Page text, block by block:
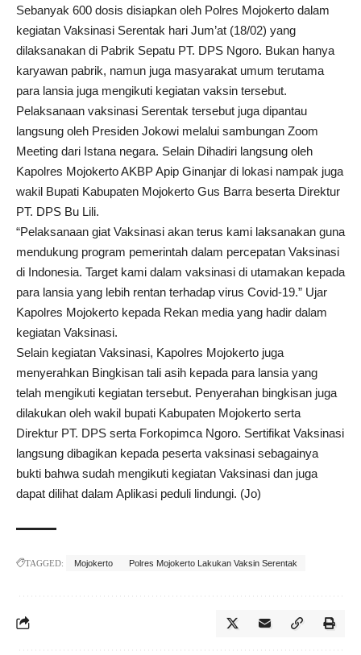
Sebanyak 600 dosis disiapkan oleh Polres Mojokerto dalam
kegiatan Vaksinasi Serentak hari Jum’at (18/02) yang
dilaksanakan di Pabrik Sepatu PT. DPS Ngoro. Bukan hanya
karyawan pabrik, namun juga masyarakat umum terutama
para lansia juga mengikuti kegiatan vaksin tersebut.
Pelaksanaan vaksinasi Serentak tersebut juga dipantau
langsung oleh Presiden Jokowi melalui sambungan Zoom
Meeting dari Istana negara. Selain Dihadiri langsung oleh
Kapolres Mojokerto AKBP Apip Ginanjar di lokasi nampak juga
wakil Bupati Kabupaten Mojokerto Gus Barra beserta Direktur
PT. DPS Bu Lili.
“Pelaksanaan giat Vaksinasi akan terus kami laksanakan guna
mendukung program pemerintah dalam percepatan Vaksinasi
di Indonesia. Target kami dalam vaksinasi di utamakan kepada
para lansia yang lebih rentan terhadap virus Covid-19.” Ujar
Kapolres Mojokerto kepada Rekan media yang hadir dalam
kegiatan Vaksinasi.
Selain kegiatan Vaksinasi, Kapolres Mojokerto juga
menyerahkan Bingkisan tali asih kepada para lansia yang
telah mengikuti kegiatan tersebut. Penyerahan bingkisan juga
dilakukan oleh wakil bupati Kabupaten Mojokerto serta
Direktur PT. DPS serta Forkopimca Ngoro. Sertifikat Vaksinasi
langsung dibagikan kepada peserta vaksinasi sebagainya
bukti bahwa sudah mengikuti kegiatan Vaksinasi dan juga
dapat dilihat dalam Aplikasi peduli lindungi. (Jo)
TAGGED: Mojokerto Polres Mojokerto Lakukan Vaksin Serentak